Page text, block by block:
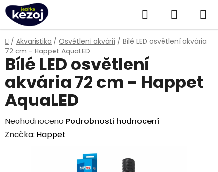
Přejít
na
obsah
Hledat
KOŠÍK
Domů
/ Akvaristika / Osvětlení akvárií / Bílé LED osvětlení akvária
72 cm - Happet AquaLED
Bílé LED osvětlení
akvária 72 cm - Happet
AquaLED
Průměrné
hodnocení
Neohodnoceno Podrobnosti hodnocení
Značka: Happet